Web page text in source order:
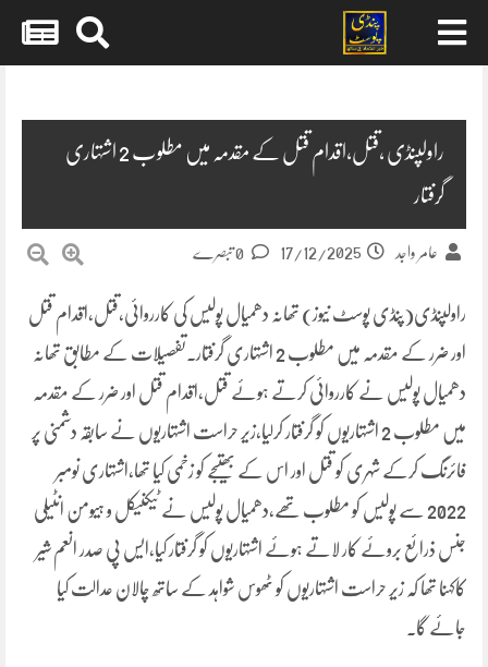
راولپنڈی ،قتل،اقدام قتل کے مقدمہ میں مطلوب 2 اشتہاری
گرفتار
عامر واجد 17/12/2025
راولپنڈی(پنڈی پوسٹ نیوز) تھانہ دھمیال پولیس کی کارروائی،قتل،اقدام قتل
اور ضرر کے مقدمہ میں مطلوب 2 اشتہاری گرفتار۔تفصیلات کے مطابق تھانہ
دھمیال پولیس نے کارروائی کرتے ہوئے قتل،اقدام قتل اور ضرر کے مقدمہ
میں مطلوب 2 اشتہاریوں کو گرفتار کرلیا،زیر حراست اشتہاریوں نے سابقہ دشمنی پر
فائرنگ کرکے شہری کو قتل اور اس کے بھتیجے کو زخمی کیا تھا،اشتہاری نومبر
2022 سے پولیس کو مطلوب تھے،دھمیال پولیس نے ٹیکنیکل و ہیومن انٹیلی
جنس ذرائع بروئے کار لاتے ہوئے اشتہاریوں کو گرفتار کیا،ایس پی صدر انعم شیر
کاکہنا تھا کہ زیر حراست اشتہاریوں کو ٹھوس شواہد کے ساتھ چالان عدالت کیا
جائے گا۔